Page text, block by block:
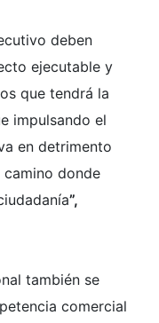
deben
ejecutable y
que tendrá la
impulsando el
en detrimento
donde
”,
también se
comercial